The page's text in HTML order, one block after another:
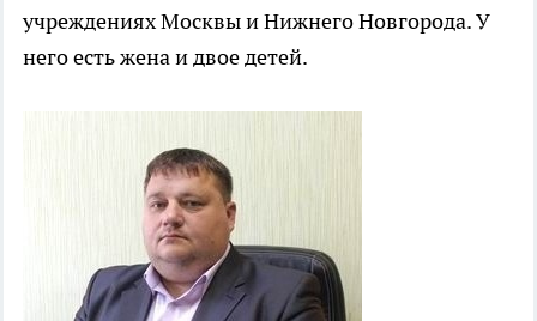
учреждениях Москвы и Нижнего Новгорода. У
него есть жена и двое детей.